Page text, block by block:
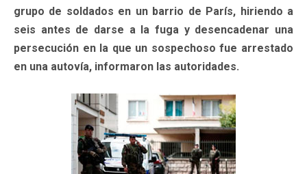
grupo de soldados en un barrio de París, hiriendo a
seis antes de darse a la fuga y desencadenar una
persecución en la que un sospechoso fue arrestado
en una autovía, informaron las autoridades.